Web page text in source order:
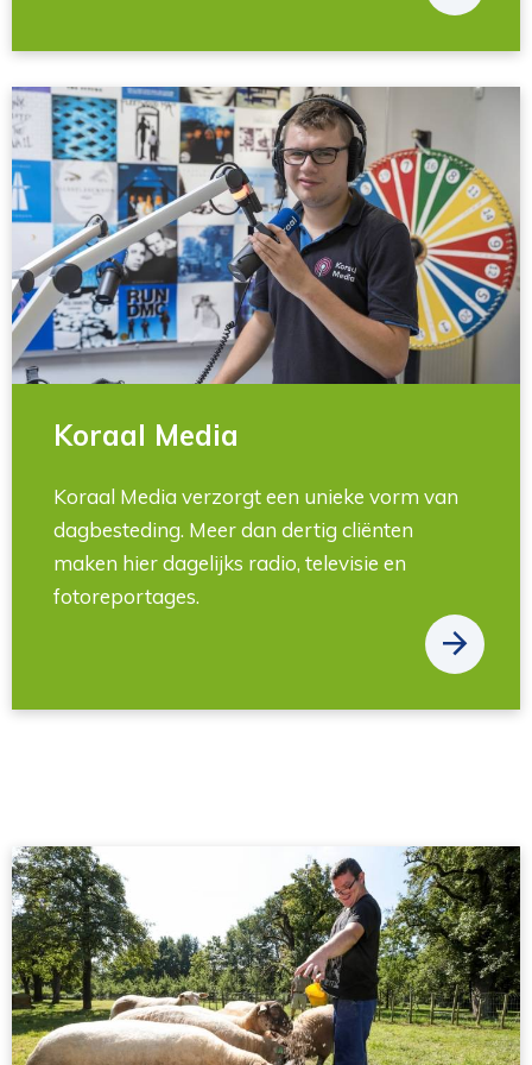
Koraal Media
Koraal Media verzorgt een unieke vorm van
dagbesteding. Meer dan dertig cliënten
maken hier dagelijks radio, televisie en
fotoreportages.